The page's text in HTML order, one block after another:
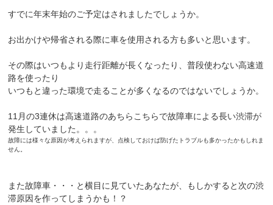
すでに年末年始のご予定はされましたでしょうか。
お出かけや帰省される際に車を使用される方も多いと思います。
その際はいつもより走行距離が長くなったり、普段使わない高速道
路を使ったり
いつもと違った環境で走ることが多くなるのではないでしょうか。
11月の3連休は高速道路のあちらこちらで故障車による長い渋滞が
発生していました。。。
故障には様々な原因が考えられますが、点検しておけば防げたトラブルも多かったかもしれま
せん。
また故障車・・・と横目に見ていたあなたが、もしかすると次の渋
滞原因を作ってしまうかも！？